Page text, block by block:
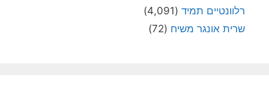
רלוונטיים תמיד (4,091)
שרית אונגר משיח (72)